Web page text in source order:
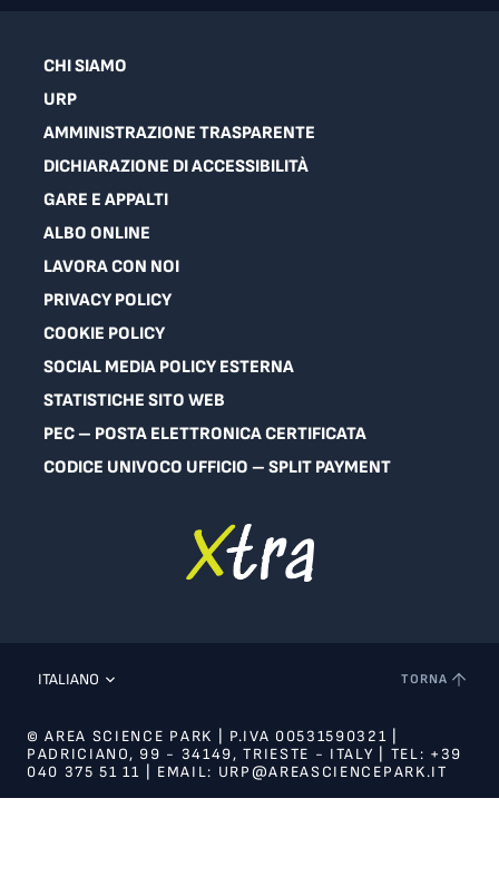
CHI SIAMO
URP
AMMINISTRAZIONE TRASPARENTE
DICHIARAZIONE DI ACCESSIBILITÀ
GARE E APPALTI
ALBO ONLINE
LAVORA CON NOI
PRIVACY POLICY
COOKIE POLICY
SOCIAL MEDIA POLICY ESTERNA
STATISTICHE SITO WEB
PEC – POSTA ELETTRONICA CERTIFICATA
CODICE UNIVOCO UFFICIO – SPLIT PAYMENT
ITALIANO TORNA
© AREA SCIENCE PARK | P.IVA 00531590321 |
PADRICIANO, 99 - 34149, TRIESTE - ITALY | TEL: +39
040 375 51 11 | EMAIL: URP@AREASCIENCEPARK.IT